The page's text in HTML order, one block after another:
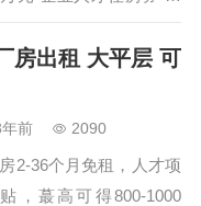
补贴蕞高3000万元，具
交通便捷，距离嘉善姚
嘉湖高速口）仅需7分
仅需26分钟车程。大量
房出租 大平层 可
前 2090
2-36个月免租，人才项
，蕞高可得800-1000